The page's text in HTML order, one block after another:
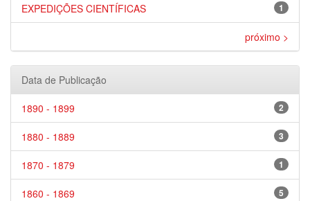
1
EXPEDIÇÕES CIENTÍFICAS
próximo >
Data de Publicação
2
1890 - 1899
3
1880 - 1889
1
1870 - 1879
5
1860 - 1869